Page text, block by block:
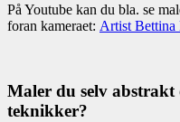
På Youtube kan du bla. se
foran kameraet: Artist
Maler du selv
teknikker?